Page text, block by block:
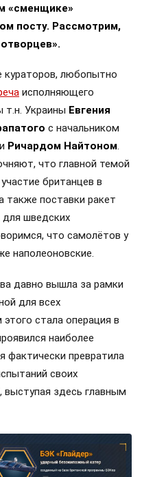
«сменщике»
посту. Рассмотрим,
кураторов, любопытно
исполняющего
т.н. Украины Евгения
с начальником
Ричардом Найтоном.
что главной темой
британцев в
также поставки ракет
шведских
что самолётов у
наполеоновские.
давно вышла за рамки
для всех
стала операция в
наиболее
фактически превратила
своих
выступая здесь главным